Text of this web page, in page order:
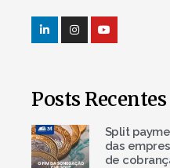
Posts Recentes
Split
das
de